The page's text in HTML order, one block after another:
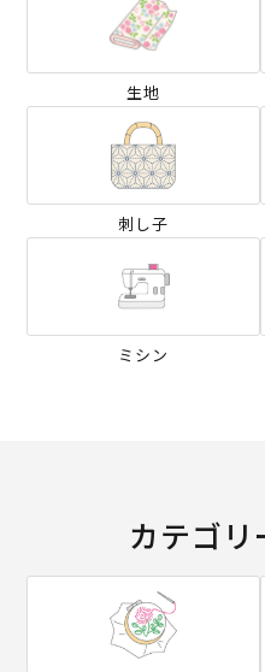
生地
刺し子
ミシン
カテゴリ